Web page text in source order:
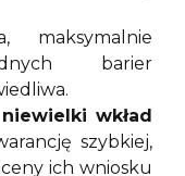
maksymalnie
barier
wkład
szybkiej,
ich wniosku